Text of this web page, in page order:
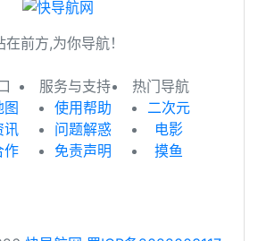
在前方,为你导航！
图
讯
作
服务与支持
使用帮助
问题解惑
免责声明
热门导航
二次元
电影
摸鱼